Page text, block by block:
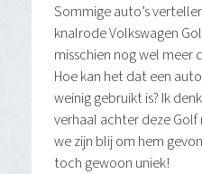
Sommige auto’s
knalrode Volkswagen
misschien nog wel meer
Hoe kan het dat een
weinig gebruikt is? Ik
verhaal achter deze
we zijn blij om hem
toch gewoon uniek!